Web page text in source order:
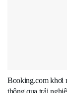
Booking.com khơi
thông qua trải